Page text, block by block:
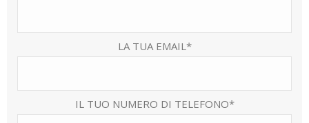
LA TUA EMAIL*
IL TUO NUMERO DI TELEFONO*